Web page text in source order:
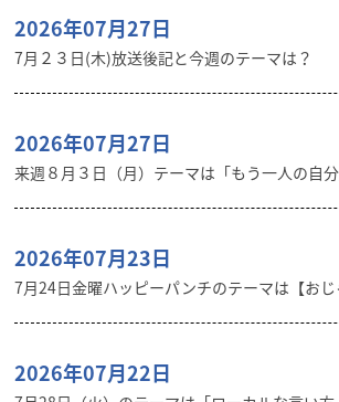
2026年07月27日
7月２３日(木)放送後記と今週のテーマは？
2026年07月27日
来週８月３日（月）テーマは「もう一人の自分
2026年07月23日
7月24日金曜ハッピーパンチのテーマは【おじ
2026年07月22日